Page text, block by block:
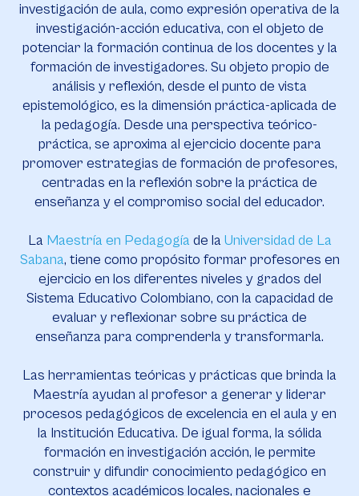
investigación de aula, como expresión operativa de la
investigación-acción educativa, con el objeto de
potenciar la formación continua de los docentes y la
formación de investigadores. Su objeto propio de
análisis y reflexión, desde el punto de vista
epistemológico, es la dimensión práctica-aplicada de
la pedagogía. Desde una perspectiva teórico-
práctica, se aproxima al ejercicio docente para
promover estrategias de formación de profesores,
centradas en la reflexión sobre la práctica de
enseñanza y el compromiso social del educador.
La Maestría en Pedagogía de laUniversidad de La
Sabana, tiene como propósito formar profesores en
ejercicio en los diferentes niveles y grados del
Sistema Educativo Colombiano, con la capacidad de
evaluar y reflexionar sobre su práctica de
enseñanza para comprenderla y transformarla.
Las herramientas teóricas y prácticas que brinda la
Maestría ayudan al profesor a generar y liderar
procesos pedagógicos de excelencia en el aula y en
la Institución Educativa. De igual forma, la sólida
formación en investigación acción, le permite
construir y difundir conocimiento pedagógico en
contextos académicos locales, nacionales e